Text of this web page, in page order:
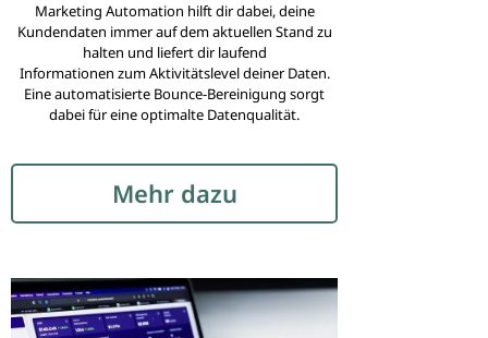
Marketing Automation hilft dir dabei, deine
Kundendaten immer auf dem aktuellen Stand zu
halten und liefert dir laufend
Informationen zum Aktivitätslevel deiner Daten.
Eine automatisierte Bounce-Bereinigung sorgt
dabei für eine optimalte Datenqualität.
Mehr dazu